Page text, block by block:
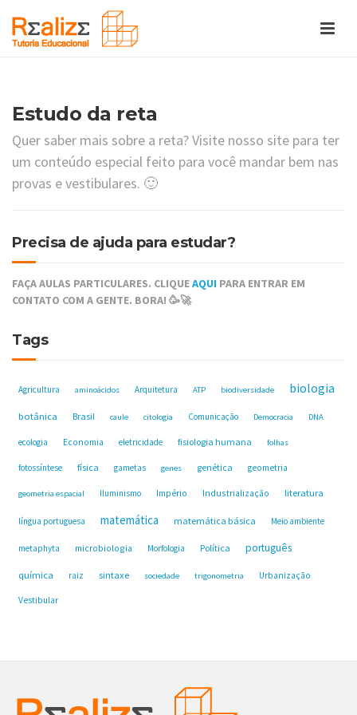
Estudo da reta
Quer saber mais sobre a reta? Visite nosso site para ter
um conteúdo especial feito para você mandar bem nas
provas e vestibulares. 🙂
Precisa de ajuda para estudar?
FAÇA AULAS PARTICULARES. CLIQUEAQUI PARA ENTRAR EM
CONTATO COM A GENTE. BORA! 🥳🚀
Tags
Agricultura aminoácidos Arquitetura ATP biodiversidade biologia
botânica Brasil caule citologia Comunicação Democracia DNA
ecologia Economia eletricidade fisiologia humana folhas
fotossíntese física gametas genes genética geometria
geometria espacial Iluminismo Império Industrialização literatura
língua portuguesa matemática matemática básica Meio ambiente
metaphyta microbiologia Morfologia Política português
química raiz sintaxe sociedade trigonometria Urbanização
Vestibular